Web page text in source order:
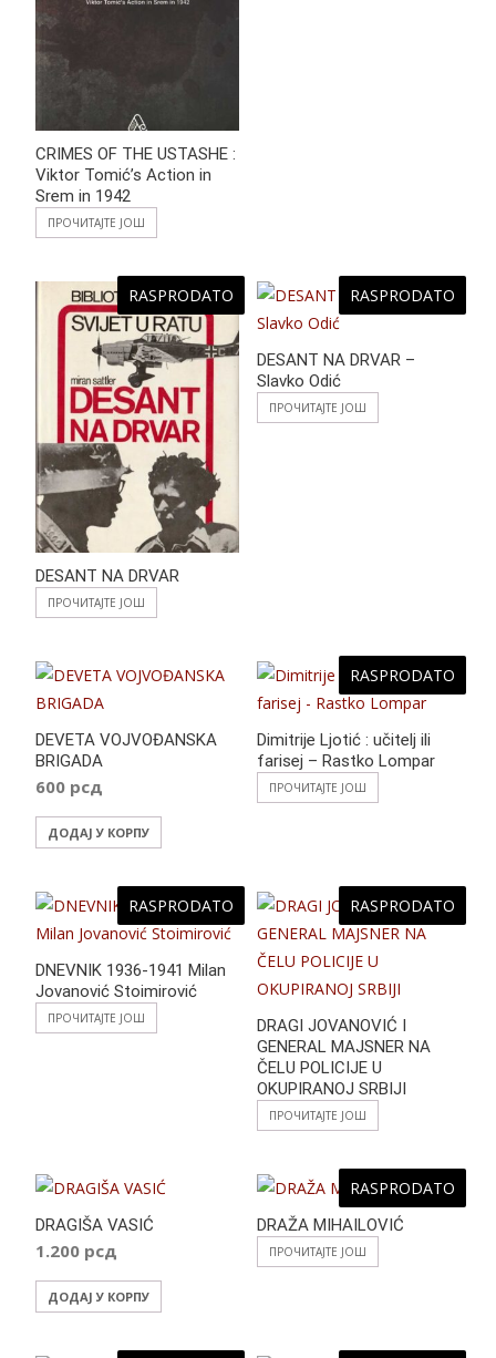
CRIMES OF THE USTASHE :
Viktor Tomić’s Action in
Srem in 1942
ПРОЧИТАЈТЕ ЈОШ
RASPRODATO
DESANT NA DRVAR
ПРОЧИТАЈТЕ ЈОШ
RASPRODATO
DESANT NA DRVAR –
Slavko Odić
ПРОЧИТАЈТЕ ЈОШ
DEVETA VOJVOĐANSKA
BRIGADA
600 рсд
ДОДАЈ У КОРПУ
RASPRODATO
Dimitrije Ljotić : učitelj ili
farisej – Rastko Lompar
ПРОЧИТАЈТЕ ЈОШ
RASPRODATO
DNEVNIK 1936-1941 Milan
Jovanović Stoimirović
ПРОЧИТАЈТЕ ЈОШ
RASPRODATO
DRAGI JOVANOVIĆ I
GENERAL MAJSNER NA
ČELU POLICIJE U
OKUPIRANOJ SRBIJI
ПРОЧИТАЈТЕ ЈОШ
DRAGIŠA VASIĆ
1.200 рсд
ДОДАЈ У КОРПУ
RASPRODATO
DRAŽA MIHAILOVIĆ
ПРОЧИТАЈТЕ ЈОШ